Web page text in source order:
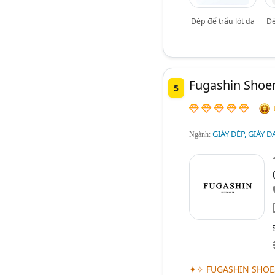
Dép đế trấu lót da
5 Fugashin
Ngành: GIÀY DÉP, GIÀY
✦✧ FUGASHIN